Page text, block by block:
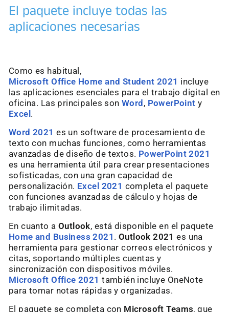
El paquete incluye todas las
aplicaciones necesarias
Como es habitual,
Microsoft Office Home and Student 2021 incluye
las aplicaciones esenciales para el trabajo digital en
oficina. Las principales sonWord , PowerPoint y
Excel .
Word 2021 es un software de procesamiento de
texto con muchas funciones, como herramientas
avanzadas de diseño de textos. PowerPoint 2021
es una herramienta útil para crear presentaciones
sofisticadas, con una gran capacidad de
personalización. Excel 2021 completa el paquete
con funciones avanzadas de cálculo y hojas de
trabajo ilimitadas.
En cuanto a Outlook, está disponible en el paquete
Home and Business 2021 . Outlook 2021 es una
herramienta para gestionar correos electrónicos y
citas, soportando múltiples cuentas y
sincronización con dispositivos móviles.
Microsoft Office 2021 también incluye OneNote
para tomar notas rápidas y organizadas.
El paquete se completa con Microsoft Teams, que